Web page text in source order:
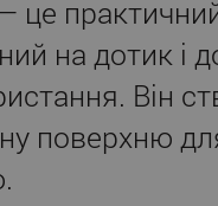
це
на дотик і
Він
поверхню